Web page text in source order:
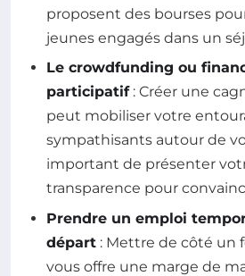
proposent des bourses
jeunes engagés dans un
Le crowdfunding ou
participatif: Créer une
peut mobiliser votre
sympathisants autour de
important de présenter
transparence pour
Prendre un emploi
départ : Mettre de côté un
vous offre une marge de